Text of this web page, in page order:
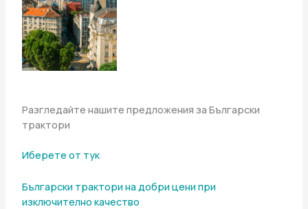
Разгледайте нашите предложения за Български
трактори
Иберете от тук
Български трактори на добри цени при
изключително качество